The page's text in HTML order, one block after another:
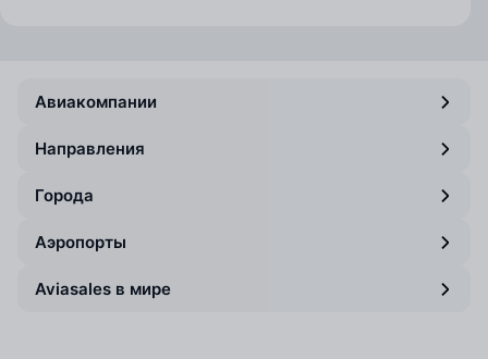
Авиакомпании
Направления
Города
Аэропорты
Aviasales в мире